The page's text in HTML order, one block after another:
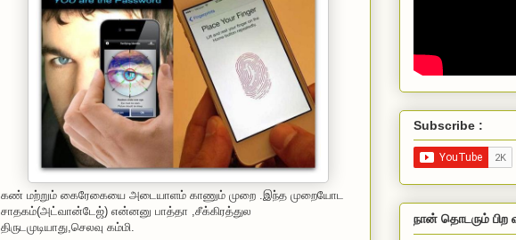
கண் மற்றும் கைரேகையை அடையாளம் காணும் முறை .இந்த முறையோட
சாதகம்(அட்வான்டேஜ்) என்னனு பாத்தா ,சீக்கிரத்துல
திருடமுடியாது,செலவு கம்மி.
Subscribe :
நான் தொடரும் பிற